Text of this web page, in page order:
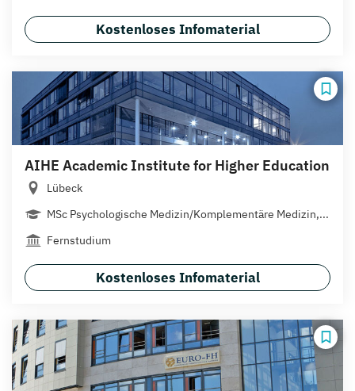
Kostenloses Infomaterial
AIHE Academic Institute for Higher Education
Lübeck
MSc Psychologische Medizin/Komplementäre Medizin,...
Fernstudium
Kostenloses Infomaterial